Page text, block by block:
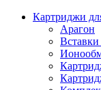
Картриджи
Арагон